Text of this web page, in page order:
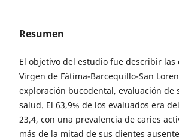
Resumen
El objetivo del estudio fue describir
Virgen de Fátima-Barcequillo-San
exploración bucodental, evaluación de
salud. El 63,9% de los evaluados era
23,4, con una prevalencia de caries
más de la mitad de sus dientes